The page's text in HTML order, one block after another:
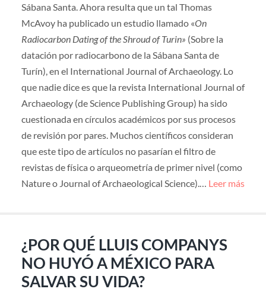
Sábana Santa. Ahora resulta que un tal Thomas
McAvoy ha publicado un estudio llamado «On
Radiocarbon Dating of the Shroud of Turin» (Sobre la
datación por radiocarbono de la Sábana Santa de
Turín), en el International Journal of Archaeology. Lo
que nadie dice es que la revista International Journal of
Archaeology (de Science Publishing Group) ha sido
cuestionada en círculos académicos por sus procesos
de revisión por pares. Muchos científicos consideran
que este tipo de artículos no pasarían el filtro de
revistas de física o arqueometría de primer nivel (como
Nature o Journal of Archaeological Science).… Leer más
¿POR QUÉ LLUIS COMPANYS
NO HUYÓ A MÉXICO PARA
SALVAR SU VIDA?